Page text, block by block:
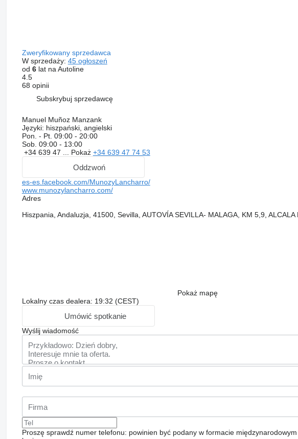
Zweryfikowany sprzedawca
W sprzedaży: 45 ogłoszeń
od 6lat na Autoline
4.5
68 opinii
Subskrybuj sprzedawcę
Manuel Muñoz Manzank
Języki: hiszpański, angielski
Pon. - Pt. 09:00 - 20:00
Sob. 09:00 - 13:00
+34 639 47 ... Pokaż +34 639 47 74 53
Oddzwoń
es-es.facebook.com/MunozyLancharro/
www.munozylancharro.com/
Adres
Hiszpania, Andaluzja, 41500, Sevilla, AUTOVÍA SEVILLA- MALAGA, KM 5,9, ALCALA
Pokaż mapę
Lokalny czas dealera: 19:32 (CEST)
Umówić spotkanie
Wyślij wiadomość
Proszę sprawdź numer telefonu: powinien być podany w formacie